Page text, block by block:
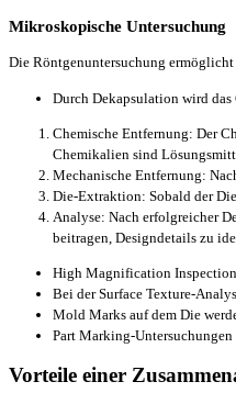
Mikroskopische Untersuchung
Die Röntgenuntersuchung
Durch Dekapsulation wird
Chemische Entfernung: Der
Chemikalien sind
Mechanische Entfernung:
Die-Extraktion: Sobald der
Analyse: Nach erfolgreicher
beitragen, Designdetails zu
High Magnification Inspection
Bei der Surface Texture-
Mold Marks auf dem Die
Part Marking-
Vorteile einer